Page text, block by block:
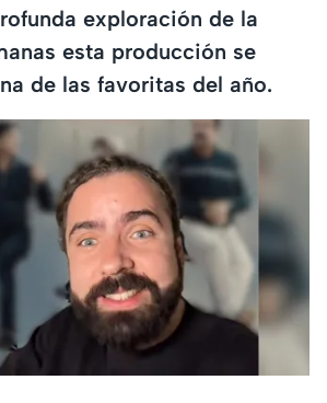
exploración de la
esta producción se
de las favoritas del año.